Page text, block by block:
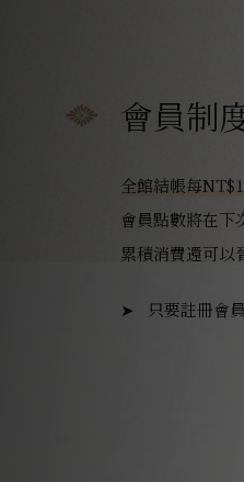
會員制
全館結帳每
會員點數將在下
累積消費還可以
只要註冊會